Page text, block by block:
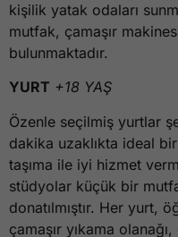
kişilik yatak odaları
mutfak, çamaşır
bulunmaktadır.
YURT +18 YAŞ
Özenle seçilmiş yurtlar
dakika uzaklıkta ideal
taşıma ile iyi hizmet
stüdyolar küçük bir
donatılmıştır. Her yurt,
çamaşır yıkama